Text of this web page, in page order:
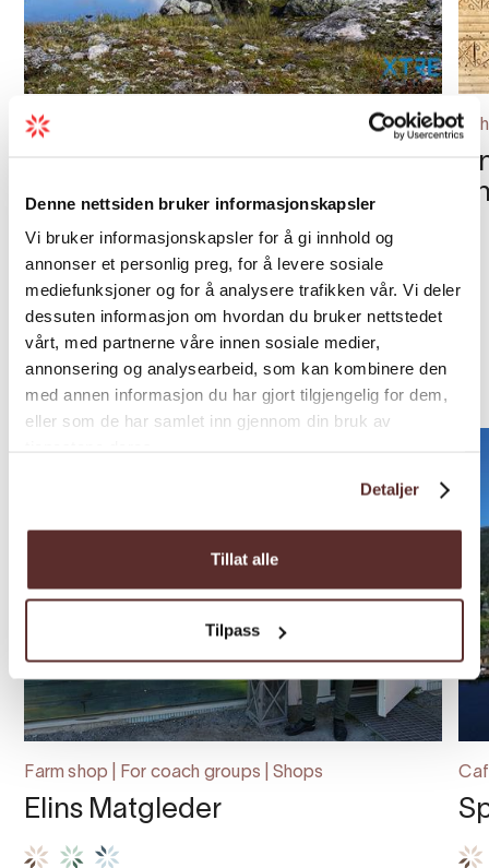
Denne nettsiden bruker informasjonskapsler
Vi bruker informasjonskapsler for å gi innhold og
annonser et personlig preg, for å levere sosiale
mediefunksjoner og for å analysere trafikken vår. Vi deler
dessuten informasjon om hvordan du bruker nettstedet
vårt, med partnerne våre innen sosiale medier,
annonsering og analysearbeid, som kan kombinere den
med annen informasjon du har gjort tilgjengelig for dem,
eller som de har samlet inn gjennom din bruk av
Detaljer
Tillat alle
Tilpass
Annual events | Sport | Other sporting events
Marathon
Load more
Eat & drink 32 Hits
Farm shop | For coach groups | Shops
Elins Matgleder